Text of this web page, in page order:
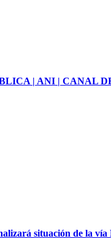
| ANI | CANAL
situación de la